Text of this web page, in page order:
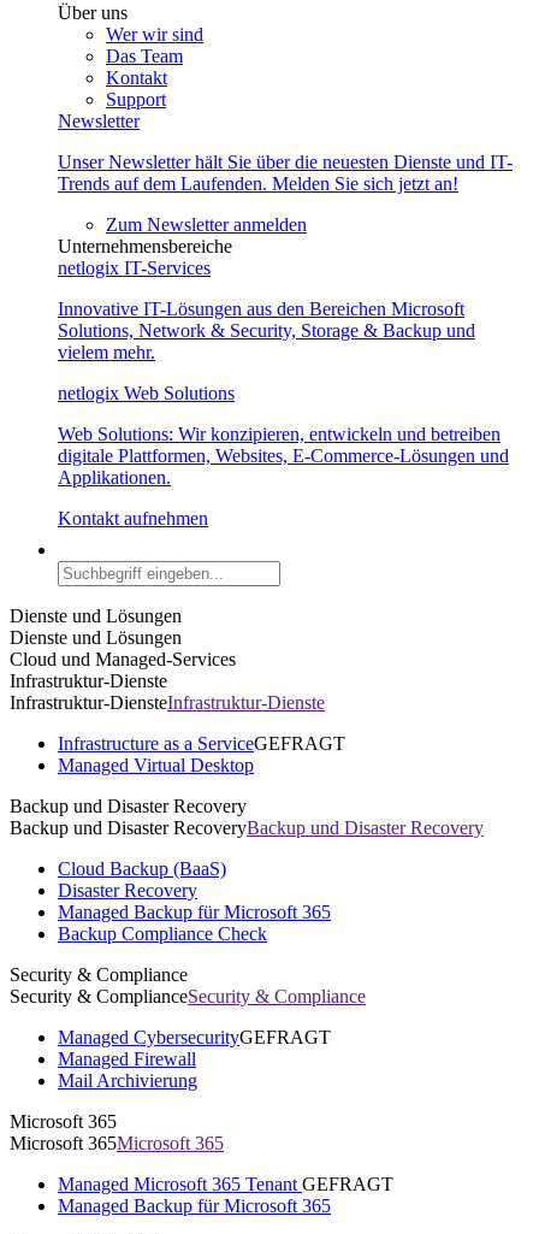
Über uns
Wer wir sind
Das Team
Kontakt
Support
Newsletter
Unser Newsletter hält Sie über die neuesten Dienste und IT-
Trends auf dem Laufenden. Melden Sie sich jetzt an!
Zum Newsletter anmelden
Unternehmensbereiche
netlogix IT-Services
Innovative IT-Lösungen aus den Bereichen Microsoft
Solutions, Network & Security, Storage & Backup und
vielem mehr.
netlogix Web Solutions
Web Solutions: Wir konzipieren, entwickeln und betreiben
digitale Plattformen, Websites, E-Commerce-Lösungen und
Applikationen.
Kontakt aufnehmen
Dienste und Lösungen
Dienste und Lösungen
Cloud und Managed-Services
Infrastruktur-Dienste
Infrastruktur-DiensteInfrastruktur-Dienste
Infrastructure as a ServiceGEFRAGT
Managed Virtual Desktop
Backup und Disaster Recovery
Backup und Disaster RecoveryBackup und Disaster Recovery
Cloud Backup (BaaS)
Disaster Recovery
Managed Backup für Microsoft 365
Backup Compliance Check
Security & Compliance
Security & ComplianceSecurity & Compliance
Managed CybersecurityGEFRAGT
Managed Firewall
Mail Archivierung
Microsoft 365
Microsoft 365Microsoft 365
Managed Microsoft 365 Tenant GEFRAGT
Managed Backup für Microsoft 365